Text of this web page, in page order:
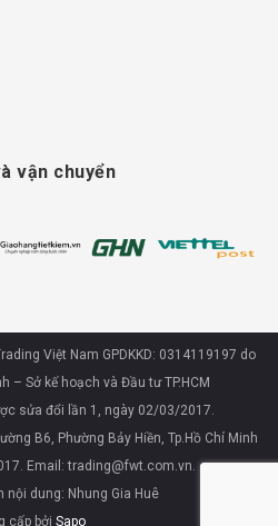
vận chuyển
Việt Nam GPDKKD: 0314119197 do
– Sở kế hoạch và Đầu tư TP.HCM
sửa đổi lần 1, ngày 02/03/2017.
B6, Phường Bảy Hiền, Tp.Hồ Chí Minh
Email: trading@fwt.com.vn.
nội dung: Nhung Gia Huê
cấp bởi Sapo